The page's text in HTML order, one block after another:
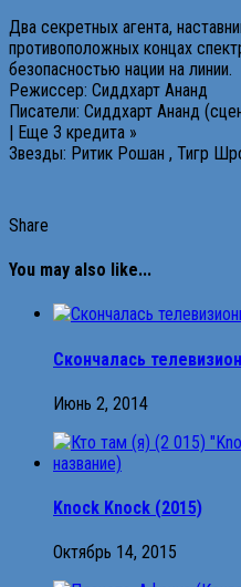
Два секретных агента,
противоположных концах
безопасностью нации на линии.
Режиссер: Сиддхарт Ананд
Писатели: Сиддхарт Ананд
| Еще 3 кредита »
Звезды: Ритик Рошан , Тигр
Share
You may also like...
Скончалась
Июнь 2, 2014
Knock Knock (2015)
Октябрь 14, 2015